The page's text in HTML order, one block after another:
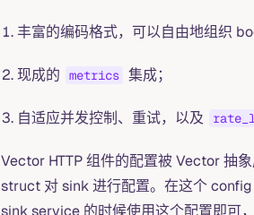
丰富的编码格式，可以自由地组织
现成的 metrics 集成；
自适应并发控制、重试，以及
Vector HTTP 组件的配置被 Vector 抽
struct 对 sink 进行配置。在这个